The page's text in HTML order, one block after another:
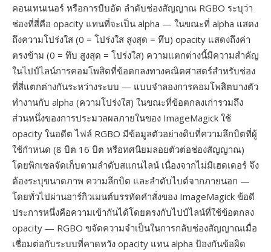
คอนเทนเนอร์ หรือการบีบอัด ลำดับช่องสัญญาณ RGBO ระบุว่า
ช่องที่สี่คือ opacity แทนที่จะเป็น alpha — ในขณะที่ alpha แสดง
ถึงความโปร่งใส (0 = โปร่งใส สูงสุด = ทึบ) opacity แสดงถึงค่า
ตรงข้าม (0 = ทึบ สูงสุด = โปร่งใส) ความแตกต่างนี้มีความสำคัญ
ในไปป์ไลน์การคอมโพสิตที่ข้อตกลงทางคณิตศาสตร์สำหรับช่อง
ที่สี่แตกต่างกันระหว่างระบบ — แบบจำลองการคอมโพสิตบางตัว
ทำงานกับ alpha (ความโปร่งใส) ในขณะที่ข้อตกลงเก่ารวมถึง
ส่วนหนึ่งของการประมวลผลภายในของ ImageMagick ใช้
opacity ในอดีต ไฟล์ RGBO มีข้อมูลตัวอย่างดิบที่ความลึกบิตที่ผู้
ใช้กำหนด (8 บิต 16 บิต หรือทศนิยมลอยตัวต่อช่องสัญญาณ)
โดยพิกเซลจัดเก็บตามลำดับสแกนไลน์ เนื่องจากไม่มีเฮดเดอร์ จึง
ต้องระบุขนาดภาพ ความลึกบิต และลำดับไบต์จากภายนอก —
โดยทั่วไปผ่านอาร์กิวเมนต์บรรทัดคำสั่งของ ImageMagick ข้อดี
ประการหนึ่งคือความเข้ากันได้โดยตรงกับไปป์ไลน์ที่ใช้ข้อตกลง
opacity — RGBO ขจัดความจำเป็นในการกลับช่องสัญญาณเมื่อ
เชื่อมต่อกับระบบที่คาดหวัง opacity แทน alpha ป้องกันข้อผิด